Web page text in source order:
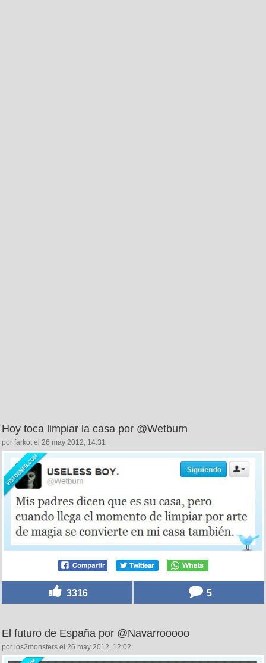
Hoy toca limpiar la casa por @Wetburn
por farkot el 26 may 2012, 14:31
3316 5
El futuro de España por @Navarrooooo
por los2monsters el 26 may 2012, 12:02